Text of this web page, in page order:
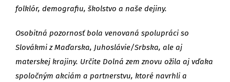
folklór, demografiu, školstvo a naše dejiny.
Osobitná pozornosť bola venovaná spolupráci so
Slovákmi z Maďarska, Juhoslávie/Srbska, ale aj
materskej krajiny. Určite Dolná zem znovu ožila aj vďaka
spoločným akciám a partnerstvu, ktoré navrhli a